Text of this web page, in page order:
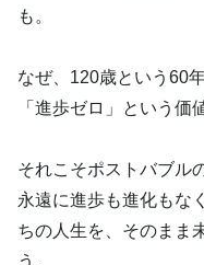
も。
なぜ、120歳という60
「進歩ゼロ」という価
それこそポストバブル
永遠に進歩も進化もな
ちの人生を、そのまま
う。